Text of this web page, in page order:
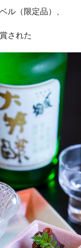
ル（限定品）、
された